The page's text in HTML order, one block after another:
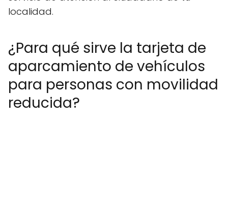
localidad.
¿Para qué sirve la tarjeta de
aparcamiento de vehículos
para personas con movilidad
reducida?